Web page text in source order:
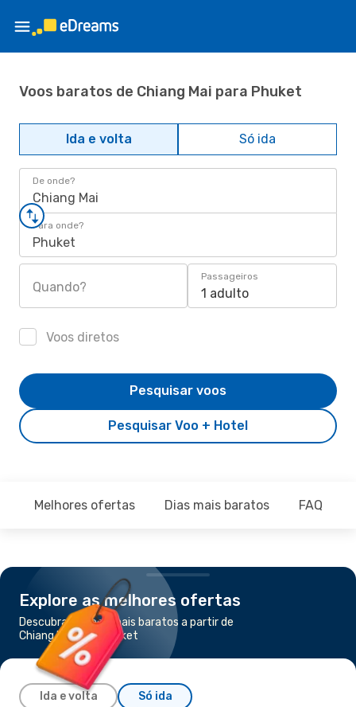
Voos baratos de Chiang Mai para Phuket
Ida e volta Só ida
De onde?
Chiang Mai
Para onde?
Phuket
Quando?
Passageiros
1 adulto
Voos diretos
Pesquisar Voo + Hotel
Pesquisar voos
Melhores ofertas Dias mais baratos FAQ
Explore as melhores ofertas
Descubra os voos mais baratos a partir de
Chiang Mai para Phuket
Ida e volta Só ida